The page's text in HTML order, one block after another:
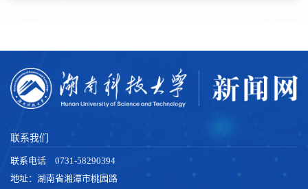
联系我们
联系电话 0731-58290394
地址：湖南省湘潭市桃园路